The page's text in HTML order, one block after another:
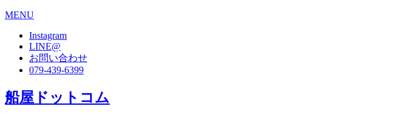
MENU
Instagram
LINE@
お問い合わせ
079-439-6399
船屋ドットコム